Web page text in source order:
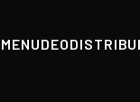
MENUDEO